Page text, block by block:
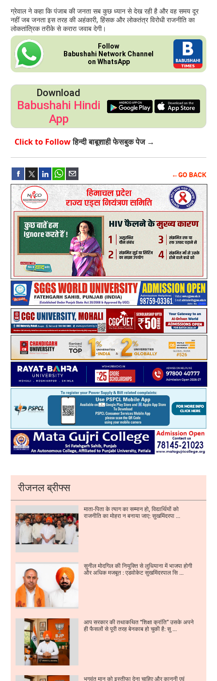
ग्रेवाल ने कहा कि पंजाब की जनता सब कुछ ध्यान से देख रही है और वह समय दूर
नहीं जब जनता इस तरह की अहंकारी, हिंसक और लोकतंत्र विरोधी राजनीति का
लोकतांत्रिक तरीके से करारा जवाब देगी।
Follow
Babushahi Network Channel
on WhatsApp
Download
Babushahi Hindi
App
Click to Followहिन्दी बाबूशाही फेसबुक पेज →
←GO BACK
रीजनल ब्रीफ्स
माता-पिता के त्याग का सम्मान हो, विद्यार्थियों को
राजनीति का मोहरा न बनाया जाए: सुखमिंदरपा ...
सुनील मोदगिल की नियुक्ति से लुधियाना में भाजपा होगी
और अधिक मजबूत : एडवोकेट सुखमिंदरपाल सि ...
आप सरकार की तथाकथित “शिक्षा क्रांति” उसके अपने
ही फैसलों से पूरी तरह बेनकाब हो चुकी है: सु ...
भगवंत मान को इस्तीफा देना चाहिए और कानूनी एवं